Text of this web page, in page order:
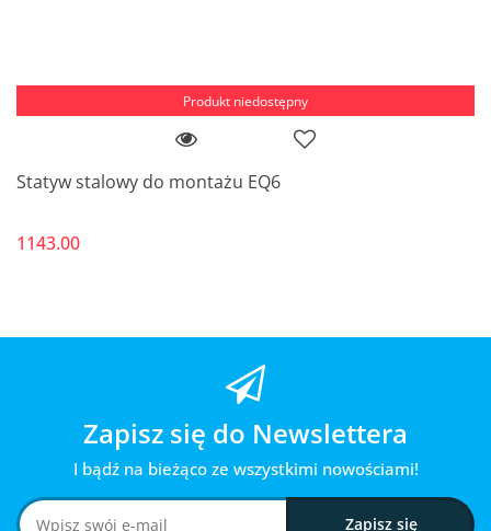
Produkt niedostępny
Statyw stalowy do montażu EQ6
1143.00
Zapisz się do Newslettera
I bądź na bieżąco ze wszystkimi nowościami!